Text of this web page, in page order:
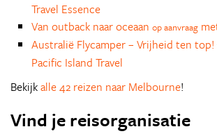
Travel Essence
Van outback naar oceaan op aanvraag
Australië Flycamper – Vrijheid ten top!
Pacific Island Travel
Bekijkalle 42 reizen naar Melbourne!
Vind je reisorganisatie